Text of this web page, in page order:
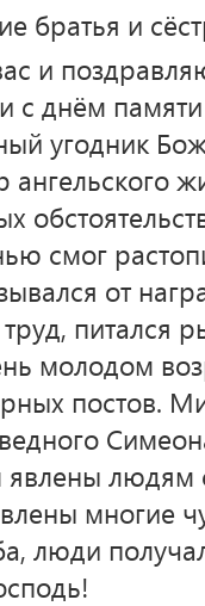
братья и
и
с днём
угодник
смог
от
питался
молодом
постов.
людям
многие
люди